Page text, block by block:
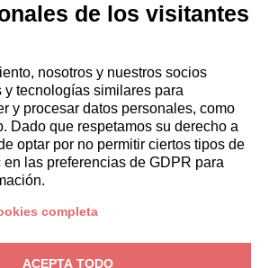
de los visitantes
nosotros y nuestros socios
y tecnologías similares para
y procesar datos personales, como
Dado que respetamos su derecho a
optar por no permitir ciertos tipos de
las preferencias de GDPR para
completa
ACEPTA TODO